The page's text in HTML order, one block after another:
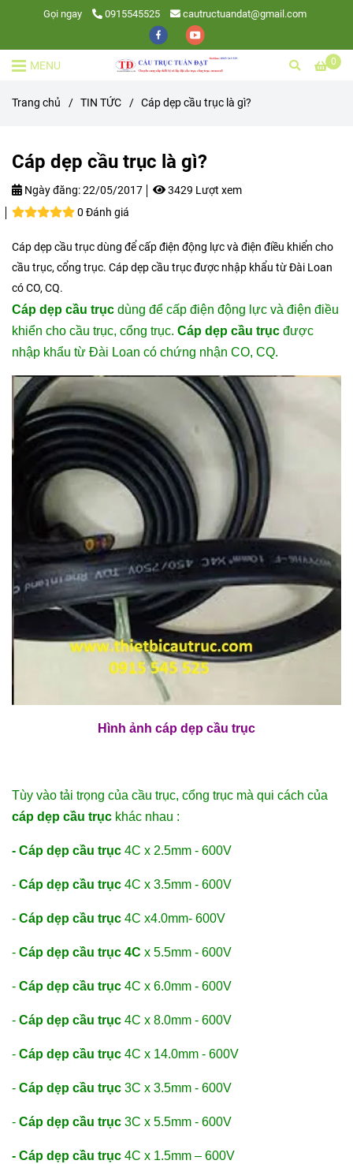
Gọi ngay 0915545525 cautructuandat@gmail.com
0
MENU
Trang chủ / TIN TỨC / Cáp dẹp cầu trục là gì?
Cáp dẹp cầu trục là gì?
Ngày đăng:22/05/2017
3429 Lượt xem
0 Đánh giá
Cáp dẹp cầu trục dùng để cấp điện động lực và điện điều khiển cho
cầu trục, cổng trục. Cáp dẹp cầu trục được nhập khẩu từ Đài Loan
có CO, CQ.
Cáp dẹp cầu trục dùng để cấp điện động lực và điện điều
khiển cho cầu trục, cổng trục. Cáp dẹp cầu trục được
nhập khẩu từ Đài Loan có chứng nhận CO, CQ.
Hình ảnh cáp dẹp cầu trục
Tùy vào tải trọng của cầu trục, cổng trục mà qui cách của
cáp dẹp cầu trục khác nhau :
- Cáp dẹp cầu trục 4C x 2.5mm - 600V
- Cáp dẹp cầu trục 4C x 3.5mm - 600V
- Cáp dẹp cầu trục 4C x4.0mm- 600V
- Cáp dẹp cầu trục 4C x 5.5mm - 600V
- Cáp dẹp cầu trục 4C x 6.0mm - 600V
- Cáp dẹp cầu trục 4C x 8.0mm - 600V
- Cáp dẹp cầu trục 4C x 14.0mm - 600V
- Cáp dẹp cầu trục 3C x 3.5mm - 600V
- Cáp dẹp cầu trục 3C x 5.5mm - 600V
- Cáp dẹp cầu trục 4C x 1.5mm – 600V